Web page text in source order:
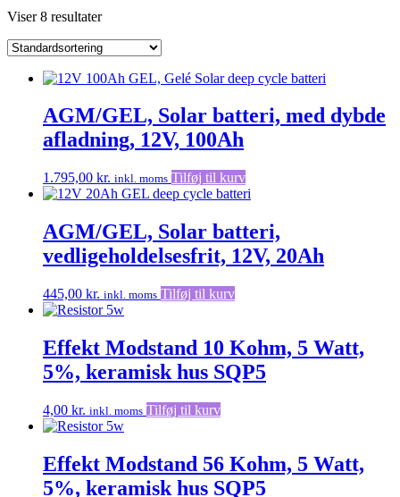
Viser 8 resultater
AGM/GEL, Solar batteri, med dybde
afladning, 12V, 100Ah
1.795,00 kr. inkl. moms Tilføj til kurv
AGM/GEL, Solar batteri,
vedligeholdelsesfrit, 12V, 20Ah
445,00 kr. inkl. moms Tilføj til kurv
Effekt Modstand 10 Kohm, 5 Watt,
5%, keramisk hus SQP5
4,00 kr. inkl. moms Tilføj til kurv
Effekt Modstand 56 Kohm, 5 Watt,
5%, keramisk hus SQP5